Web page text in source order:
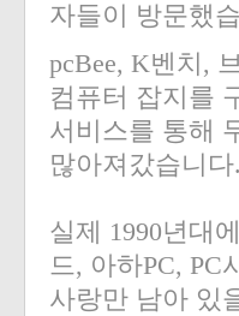
자들이 방문했
pcBee, K벤치,
컴퓨터 잡지를
서비스를 통해
많아져갔습니다.
실제 1990년대
드, 아하PC, PC
사랑만 남아 있